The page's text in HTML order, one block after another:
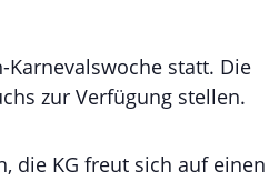
statt. Die
zur Verfügung stellen.
die KG freut sich auf einen